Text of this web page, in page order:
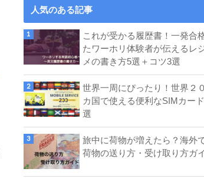
人気のある記事
これが受かる履歴書！一発合
たワーホリ体験者が伝えるレ
メの書き方5選＋コツ3選
世界一周にぴったり！世界２
カ国で使える便利なSIMカー
選
旅中に荷物が増えたら？海外
荷物の送り方・受け取り方ガ